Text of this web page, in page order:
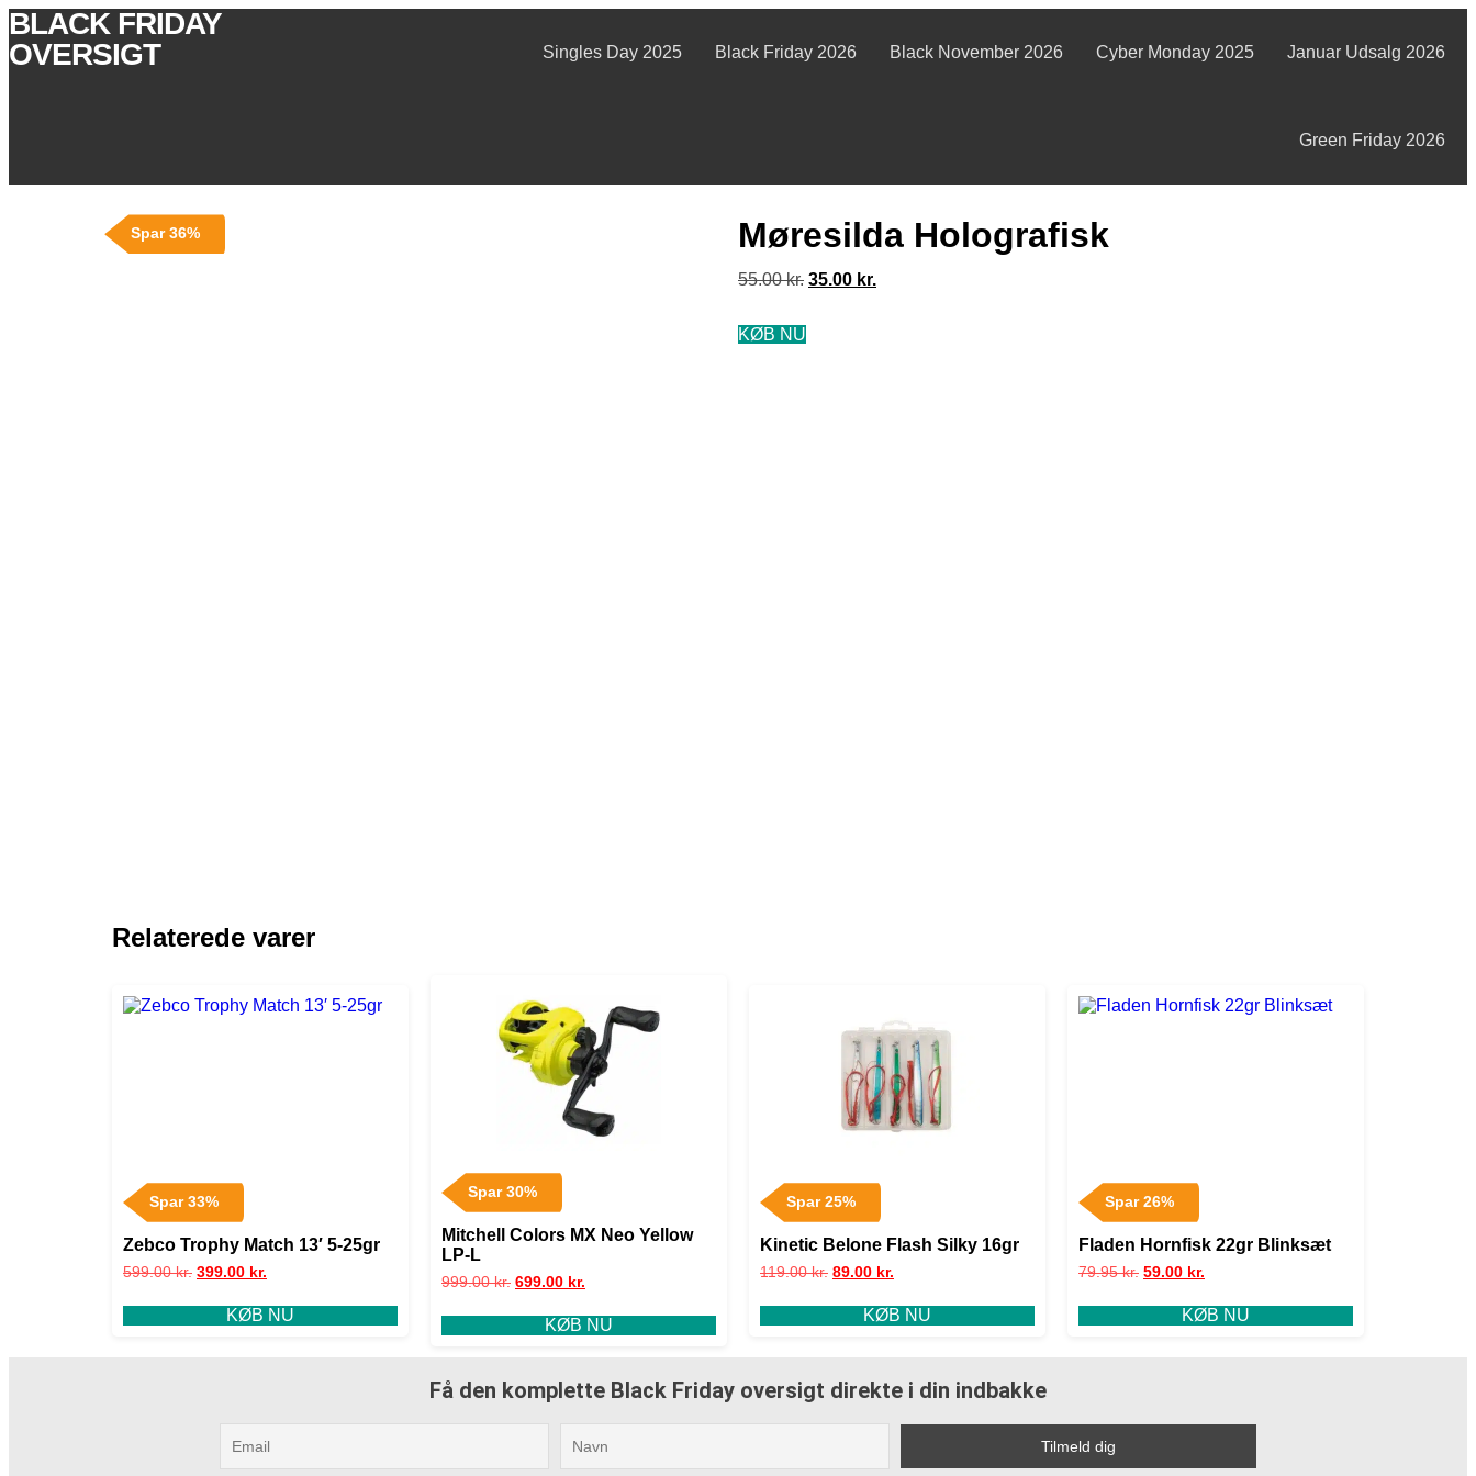
BLACK FRIDAY
OVERSIGT
Singles Day 2025 Black Friday 2026 Black November 2026 Cyber Monday 2025 Januar Udsalg 2026
Green Friday 2026
Spar 36% Møresilda Holografisk
55.00kr. 35.00 kr.
KØB NU
Relaterede varer
Spar 33%
Zebco Trophy Match 13′ 5-25gr
599.00kr. 399.00 kr.
KØB NU
Spar 30%
Mitchell Colors MX Neo Yellow
LP-L
999.00kr. 699.00 kr.
KØB NU
Spar 25%
Kinetic Belone Flash Silky 16gr
119.00kr. 89.00 kr.
KØB NU
Spar 26%
Fladen Hornfisk 22gr Blinksæt
79.95kr. 59.00 kr.
KØB NU
Få den komplette Black Friday oversigt direkte i din indbakke